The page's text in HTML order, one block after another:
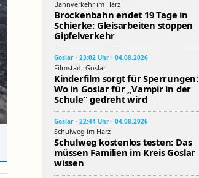
Bahnverkehr im Harz
Brockenbahn endet 19 Tage in
Schierke: Gleisarbeiten stoppen
Gipfelverkehr
Goslar · 23:02 Uhr · 04.08.2026
Filmstadt Goslar
Kinderfilm sorgt für Sperrungen:
Wo in Goslar für „Vampir in der
Schule“ gedreht wird
Goslar · 22:44 Uhr · 04.08.2026
Schulweg im Harz
Schulweg kostenlos testen: Das
müssen Familien im Kreis Goslar
wissen